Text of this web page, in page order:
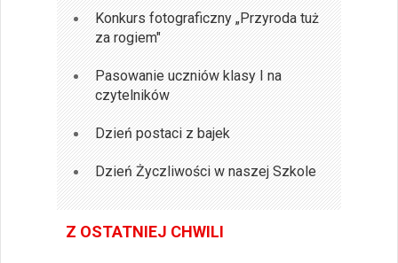
Konkurs fotograficzny „Przyroda tuż
za rogiem"
Pasowanie uczniów klasy I na
czytelników
Dzień postaci z bajek
Dzień Życzliwości w naszej Szkole
Z OSTATNIEJ CHWILI